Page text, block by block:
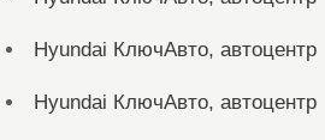
Hyundai КлючАвто, автоцентр
Hyundai КлючАвто, автоцентр